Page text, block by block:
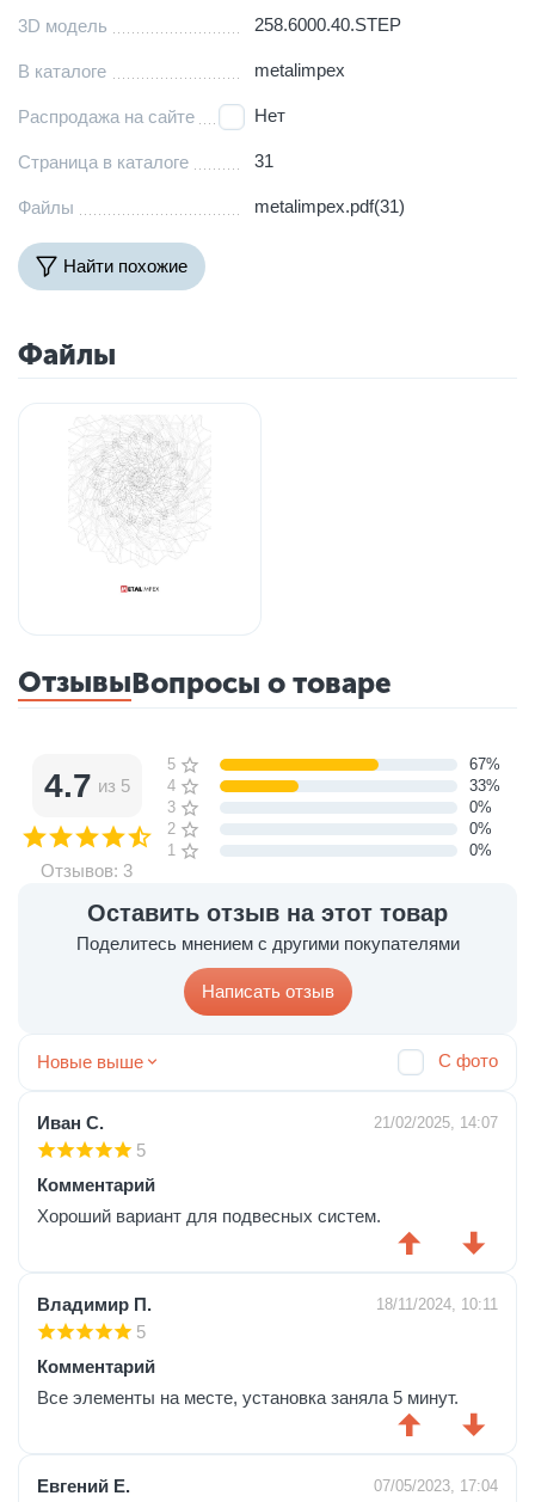
3D модель 258.6000.40.STEP
В каталоге metalimpex
Распродажа на сайте Нет
Страница в каталоге 31
Файлы metalimpex.pdf(31)
Найти похожие
Файлы
ОтзывыВопросы о товаре
Оставить отзыв на этот товар
Поделитесь мнением с другими покупателями
Написать отзыв
4.7 из 5
Отзывов: 3
5 звёзд
67%
4 звезды
33%
3 звезды
0%
2 звезды
0%
1 звезда
0%
Новые выше С фото
Иван С. 21/02/2025, 14:07
5
Комментарий
Хороший вариант для подвесных систем.
Владимир П. 18/11/2024, 10:11
5
Комментарий
Все элементы на месте, установка заняла 5 минут.
Евгений Е. 07/05/2023, 17:04